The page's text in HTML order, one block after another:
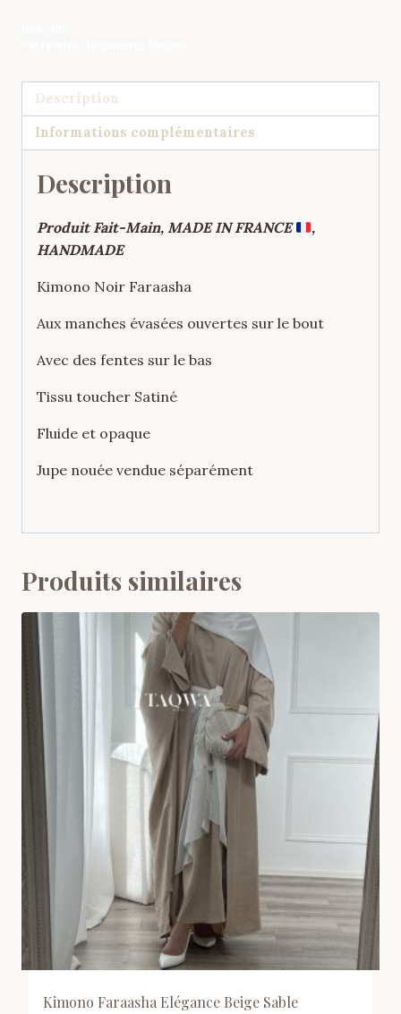
Satiné
Elégance
Description
Informations complémentaires
Description
Produit Fait-Main, MADE IN FRANCE
,
HANDMADE
Kimono Noir Faraasha
Aux manches évasées ouvertes sur le bout
Avec des fentes sur le bas
Tissu toucher Satiné
Fluide et opaque
Jupe nouée vendue séparément
Produits similaires
Kimono Faraasha Elégance Beige Sable